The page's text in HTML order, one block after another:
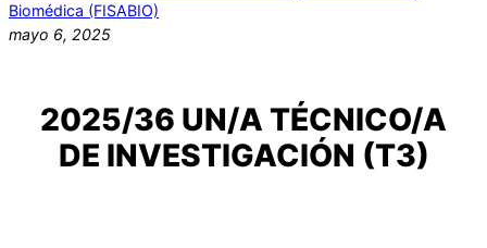
Biomédica (FISABIO)
mayo 6, 2025
2025/36 UN/A TÉCNICO/A
DE INVESTIGACIÓN (T3)